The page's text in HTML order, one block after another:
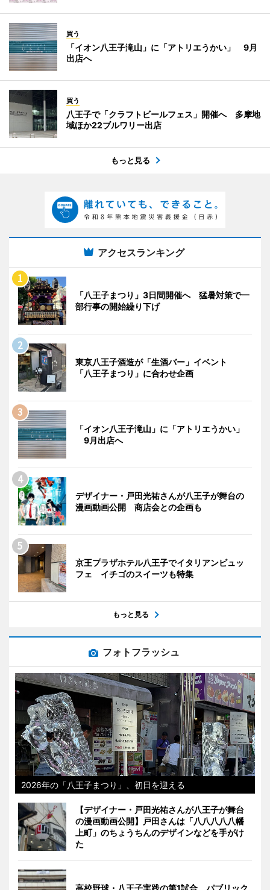
買う
「イオン八王子滝山」に「アトリエうかい」 9月
出店へ
買う
八王子で「クラフトビールフェス」開催へ 多摩地
域ほか22ブルワリー出店
もっと見る
アクセスランキング
「八王子まつり」3日間開催へ 猛暑対策で一
部行事の開始繰り下げ
東京八王子酒造が「生酒バー」イベント
「八王子まつり」に合わせ企画
「イオン八王子滝山」に「アトリエうかい」
9月出店へ
デザイナー・戸田光祐さんが八王子が舞台の
漫画動画公開 商店会との企画も
京王プラザホテル八王子でイタリアンビュッ
フェ イチゴのスイーツも特集
もっと見る
フォトフラッシュ
2026年の「八王子まつり」、初日を迎える
【デザイナー・戸田光祐さんが八王子が舞台
の漫画動画公開】戸田さんは「八八八八八幡
上町」のちょうちんのデザインなどを手がけ
た
高校野球・八王子実践の第1試合、パブリック